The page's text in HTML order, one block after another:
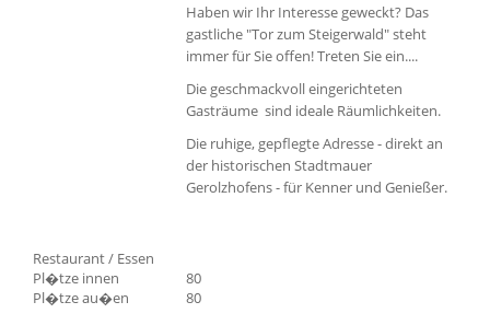
Haben wir Ihr Interesse geweckt? Das
gastliche "Tor zum Steigerwald" steht
immer für Sie offen! Treten Sie ein....
Die geschmackvoll eingerichteten
Gasträume sind ideale Räumlichkeiten.
Die ruhige, gepflegte Adresse - direkt an
der historischen Stadtmauer
Gerolzhofens - für Kenner und Genießer.
Restaurant / Essen
Pl�tze innen
80
Pl�tze au�en
80